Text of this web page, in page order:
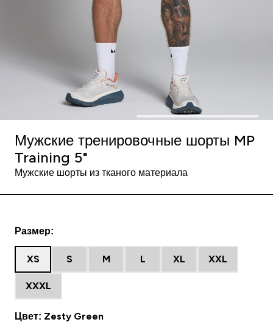
Мужские тренировочные шорты MP
Training 5"
Мужские шорты из тканого материала
Размер:
XS S M L XL XXL
XXXL
Цвет: Zesty Green